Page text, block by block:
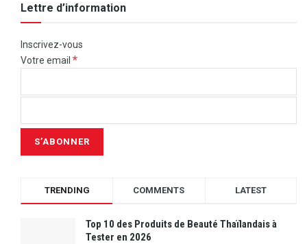
Lettre d’information
Inscrivez-vous
Votre email *
TRENDING COMMENTS LATEST
Top 10 des Produits de Beauté Thaïlandais à
Tester en 2026